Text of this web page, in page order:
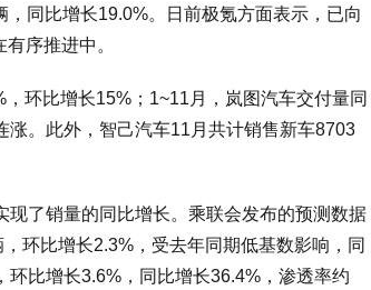
同比增长19.0%。日前极氪方面表示，已向
序推进中。
环比增长15%；1~11月，岚图汽车交付量同
涨。此外，智己汽车11月共计销售新车8703
了销量的同比增长。乘联会发布的预测数据
环比增长2.3%，受去年同期低基数影响，同
比增长3.6%，同比增长36.4%，渗透率约